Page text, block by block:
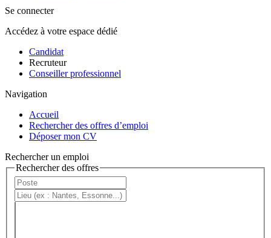
Se connecter
Accédez à votre espace dédié
Candidat
Recruteur
Conseiller professionnel
Navigation
Accueil
Rechercher des offres d’emploi
Déposer mon CV
Rechercher un emploi
Rechercher des offres